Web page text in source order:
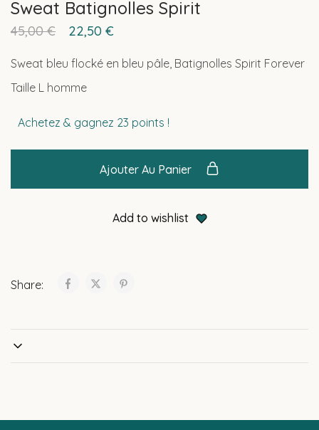
Sweat Batignolles Spirit
45,00€ 22,50 €
Sweat bleu flocké en bleu pâle, Batignolles Spirit Forever
Taille L homme
Achetez & gagnez 23 points !
Ajouter Au Panier
Add to wishlist
Share: